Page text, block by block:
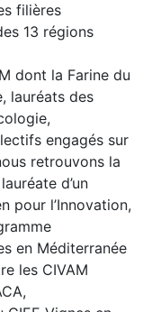
filières
13 régions
dont la Farine du
lauréats des
engagés sur
retrouvons la
d’un
pour l’Innovation,
en Méditerranée
les CIVAM